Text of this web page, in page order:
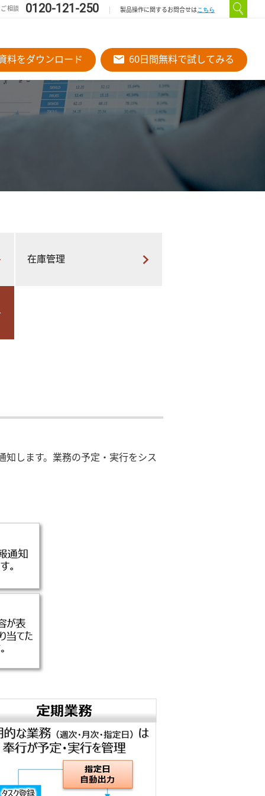
相談 0120-121-250 製品操作に関するお問合せは こちら
料をダウンロード 60日間無料で試してみる
在庫管理
します。業務の予定・実行をシス